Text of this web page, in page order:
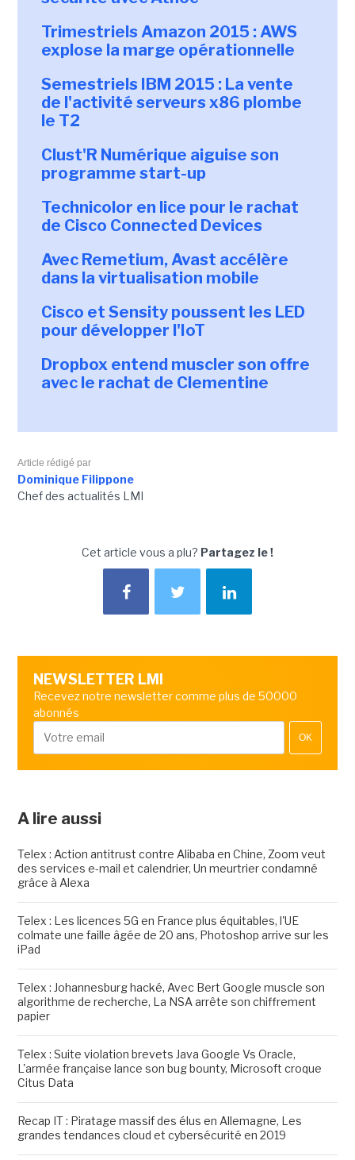
Trimestriels Amazon 2015 : AWS
explose la marge opérationnelle
Semestriels IBM 2015 : La vente
de l'activité serveurs x86 plombe
le T2
Clust'R Numérique aiguise son
programme start-up
Technicolor en lice pour le rachat
de Cisco Connected Devices
Avec Remetium, Avast accélère
dans la virtualisation mobile
Cisco et Sensity poussent les LED
pour développer l'IoT
Dropbox entend muscler son offre
avec le rachat de Clementine
Article rédigé par
Dominique Filippone
Chef des actualités LMI
Cet article vous a plu? Partagez le !
NEWSLETTER LMI
Recevez notre newsletter comme plus de 50000
abonnés
OK
A lire aussi
Telex : Action antitrust contre Alibaba en Chine, Zoom veut
des services e-mail et calendrier, Un meurtrier condamné
grâce à Alexa
Telex : Les licences 5G en France plus équitables, l'UE
colmate une faille âgée de 20 ans, Photoshop arrive sur les
iPad
Telex : Johannesburg hacké, Avec Bert Google muscle son
algorithme de recherche, La NSA arrête son chiffrement
papier
Telex : Suite violation brevets Java Google Vs Oracle,
L'armée française lance son bug bounty, Microsoft croque
Citus Data
Recap IT : Piratage massif des élus en Allemagne, Les
grandes tendances cloud et cybersécurité en 2019